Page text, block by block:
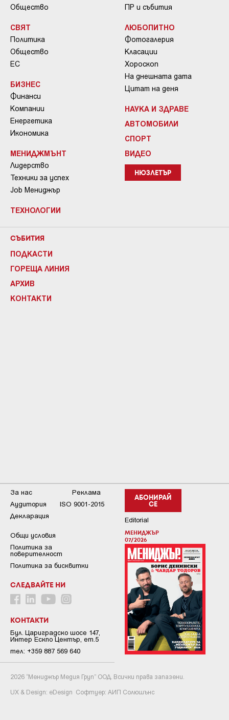
Общество
СВЯТ
Политика
Общество
ЕС
БИЗНЕС
Финанси
Компании
Енергетика
Икономика
МЕНИДЖМЪНТ
Лидерство
Техники за успех
Job Мениджър
ТЕХНОЛОГИИ
ПР и събития
ЛЮБОПИТНО
Фотогалерия
Класации
Хороскоп
На днешната дата
Цитат на деня
НАУКА И ЗДРАВЕ
АВТОМОБИЛИ
СПОРТ
ВИДЕО
НЮЗЛЕТЪР
СЪБИТИЯ
ПОДКАСТИ
ГОРЕЩА ЛИНИЯ
АРХИВ
КОНТАКТИ
АБОНИРАЙ
СЕ
Editorial
МЕНИДЖЪР
07/2026
За нас
Реклама
Аудитория
ISO 9001-2015
Декларация
Общи условия
Пoлитикa зa
пoвepитeлнocт
Политика за бисквитки
СЛЕДВАЙТЕ НИ
КОНТАКТИ
Бул. Цариградско шосе 147,
Интер Ескпо Център, ет.5
тел: +359 887 569 640
2026 “Мениджър Медия Груп” ООД. Всички права запазени.
UX & Design: eDesign Софтуер: АИП Солюшънс